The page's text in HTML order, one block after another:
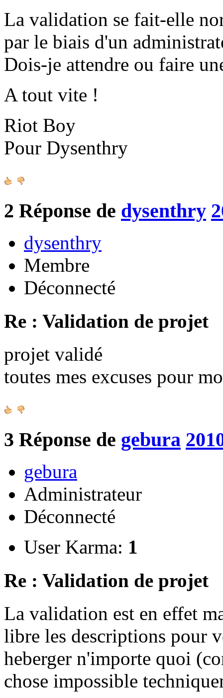
La validation se fait-elle
par le biais d'un
Dois-je attendre ou faire
A tout vite !
Riot Boy
Pour Dysenthry
2 Réponse de dysenthry
dysenthry
Membre
Déconnecté
Re : Validation de projet
projet validé
toutes mes excuses pour
3 Réponse de gebura
gebura
Administrateur
Déconnecté
User Karma: 1
Re : Validation de projet
La validation est en effet
libre les descriptions pour
heberger n'importe quoi
chose impossible